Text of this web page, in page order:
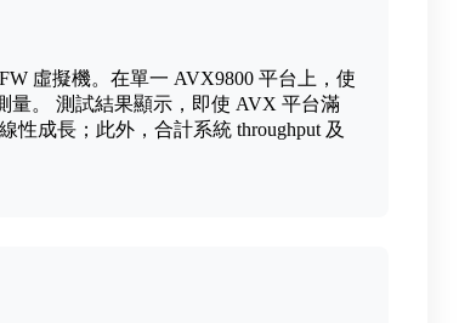
虛擬機。在單一 AVX9800 平台上，使
量。 測試結果顯示，即使 AVX 平台滿
性成長；此外，合計系統 throughput 及